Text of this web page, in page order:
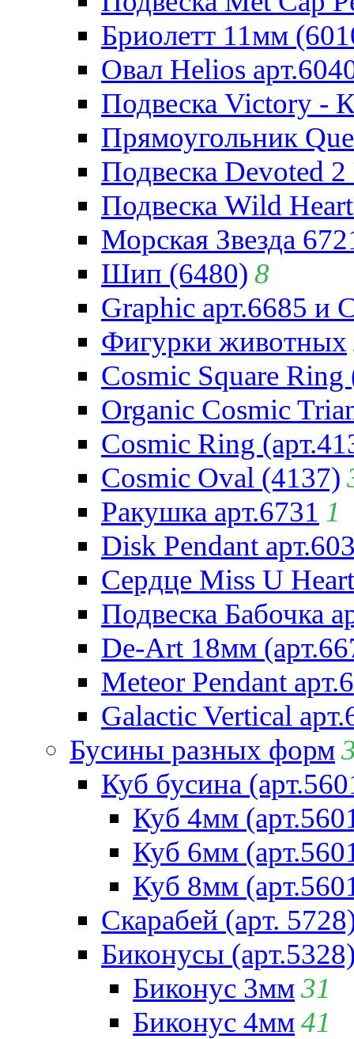
Бриолетт 11мм
Овал Helios
Подвеска Victory -
Прямоугольник
Подвеска Devoted
Подвеска Wild
Морская Звезда
Шип (6480) 8
Graphic арт.6685 и
Фигурки животных
Cosmic Square Ring
Organic Cosmic
Cosmic Ring
Cosmic Oval (4137)
Ракушка арт.6731 1
Disk Pendant
Сердце Miss U
Подвеска Бабочка
De-Art 18мм
Meteor Pendant
Galactic Vertical
Бусины разных форм
Куб бусина
Куб 4мм
Куб 6мм
Куб 8мм
Скарабей (арт.
Биконусы
Биконус 3мм31
Биконус 4мм41